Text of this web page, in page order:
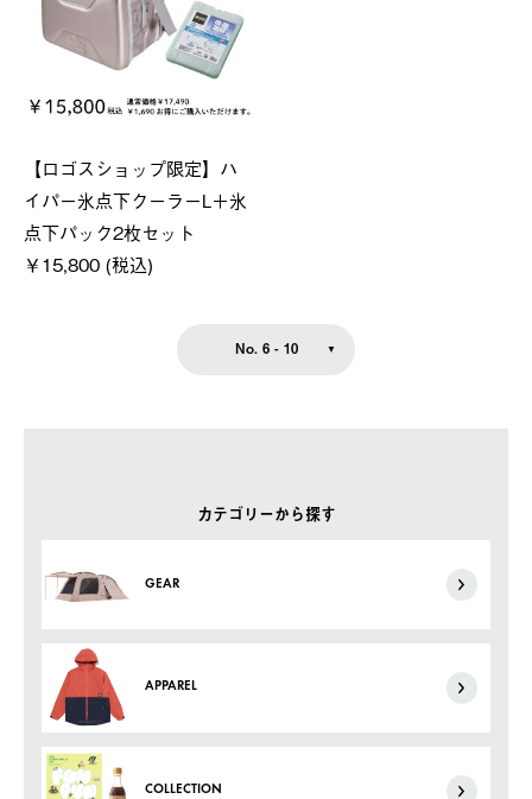
カテゴリーから探す
GEAR
APPAREL
COLLECTION
【ロゴスショップ限定】ハ
イパー氷点下クーラーL＋氷
点下パック2枚セット
￥15,800 (税込)
No. 6 - 10